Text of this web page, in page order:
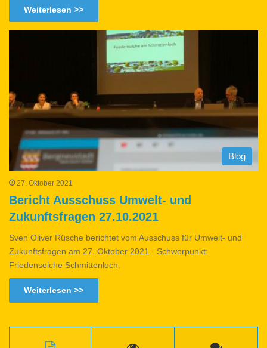
Weiterlesen >>
Blog
27. Oktober 2021
Bericht Ausschuss Umwelt- und
Zukunftsfragen 27.10.2021
Sven Oliver Rüsche berichtet vom Ausschuss für Umwelt- und
Zukunftsfragen am 27. Oktober 2021 - Schwerpunkt:
Friedenseiche Schmittenloch.
Weiterlesen >>